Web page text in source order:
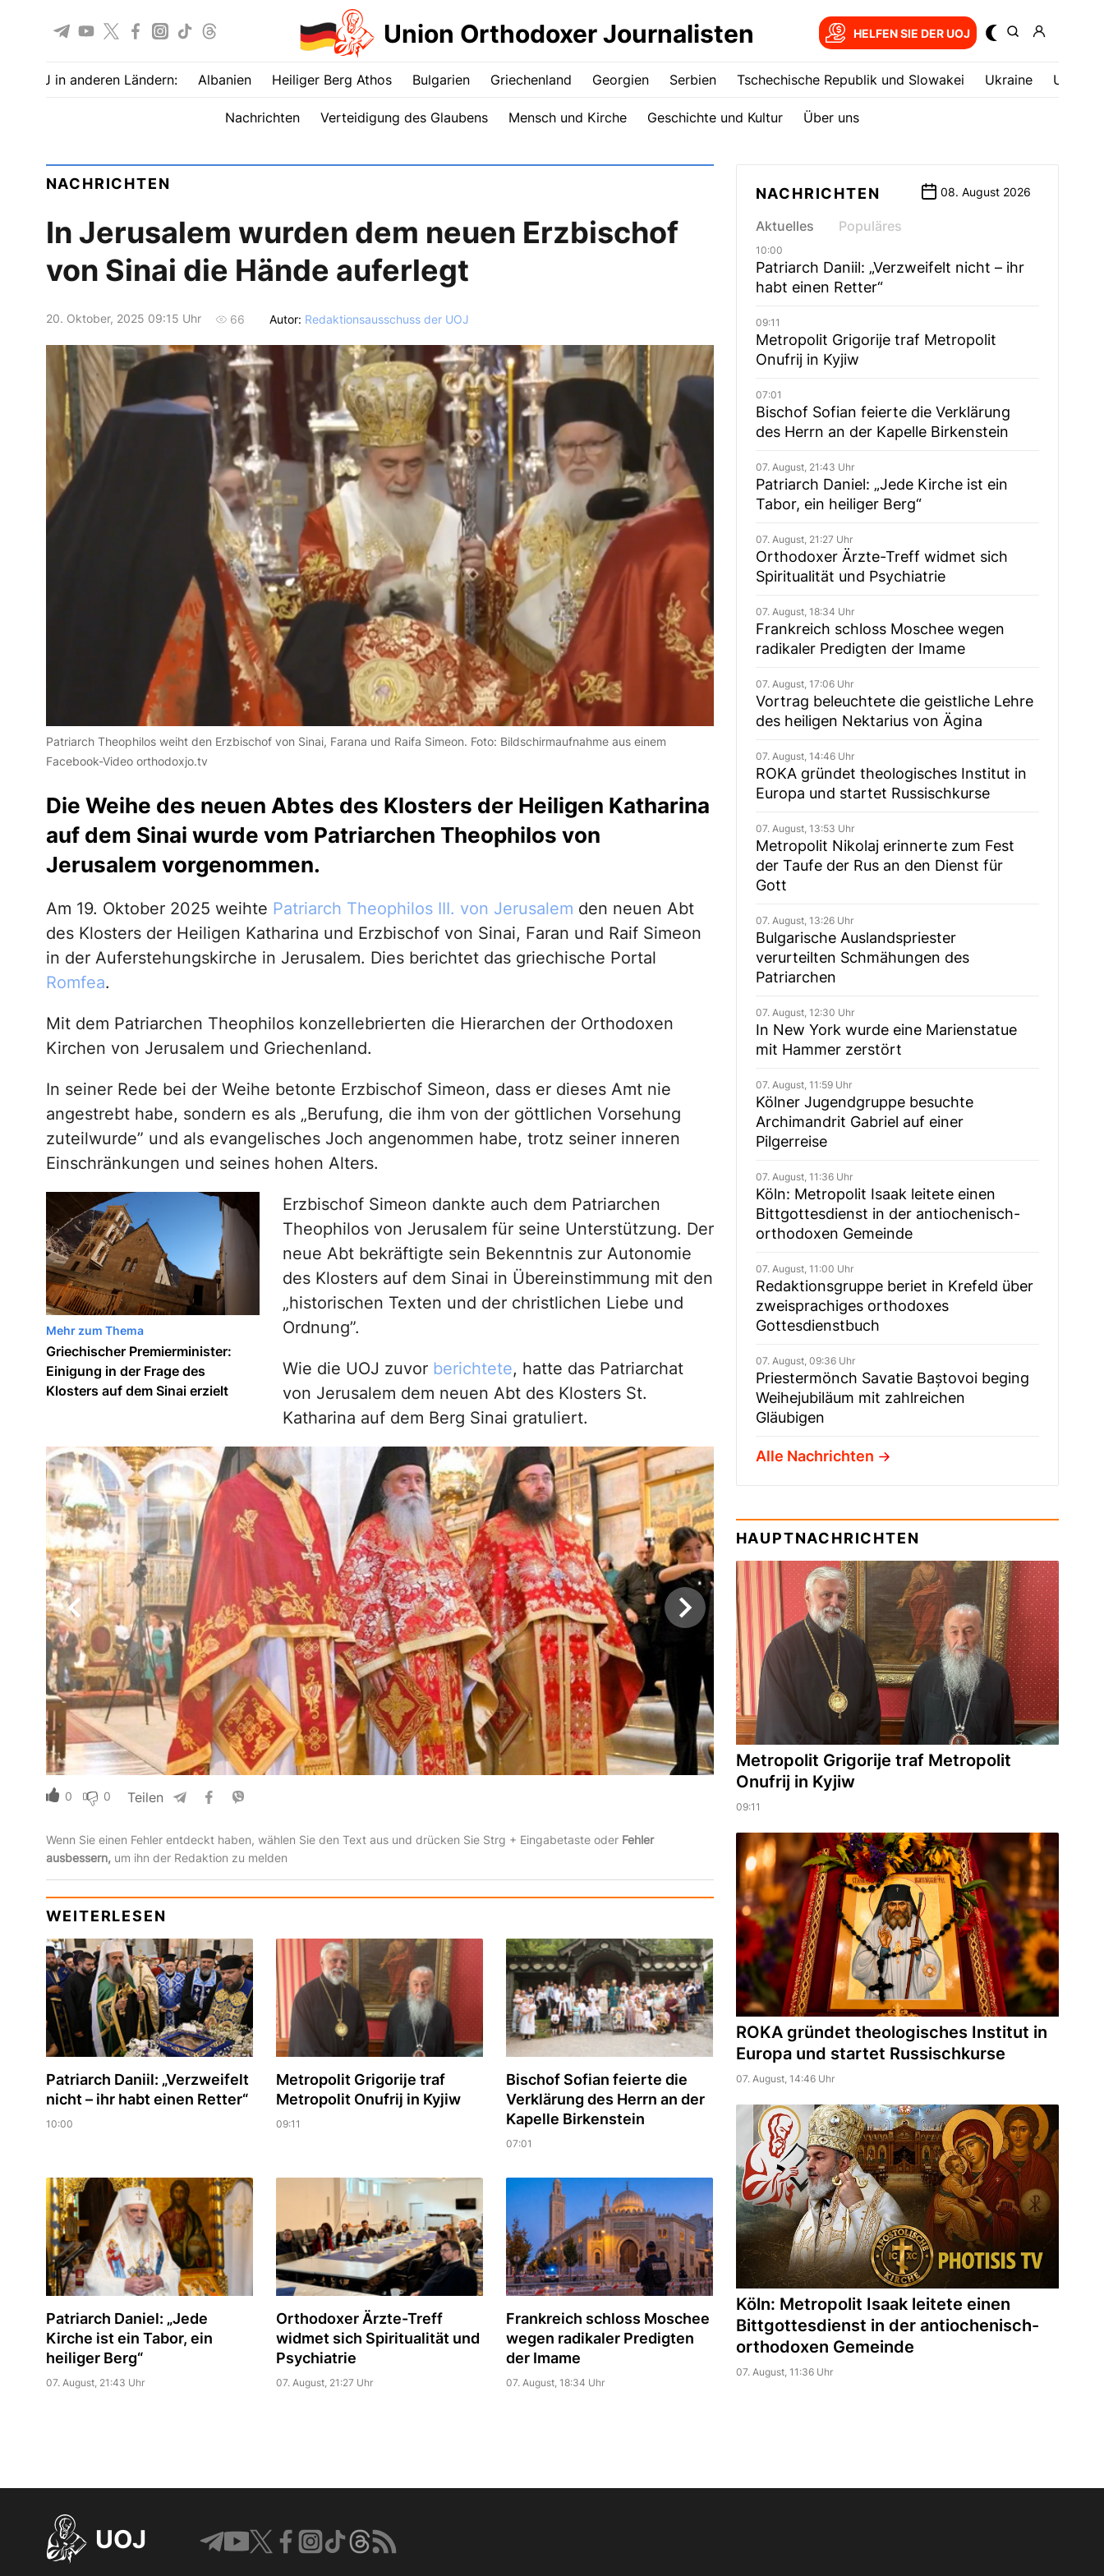
Union Orthodoxer Journalisten HELFEN SIE DER UOJ
UOJ in anderen Ländern: Albanien Heiliger Berg Athos Bulgarien Griechenland Georgien Serbien Tschechische Republik und Slowakei Ukrainе USA
Nachrichten Verteidigung des Glaubens Mensch und Kirche Geschichte und Kultur Über uns
NACHRICHTEN
In Jerusalem wurden dem neuen Erzbischof
von Sinai die Hände auferlegt
20. Oktober, 2025 09:15 Uhr 66 Autor: Redaktionsausschuss der UOJ
Patriarch Theophilos weiht den Erzbischof von Sinai, Farana und Raifa Simeon. Foto: Bildschirmaufnahme aus einem
Facebook-Video orthodoxjo.tv
Die Weihe des neuen Abtes des Klosters der Heiligen Katharina
auf dem Sinai wurde vom Patriarchen Theophilos von
Jerusalem vorgenommen.
Am 19. Oktober 2025 weihte Patriarch Theophilos III. von Jerusalem den neuen Abt
des Klosters der Heiligen Katharina und Erzbischof von Sinai, Faran und Raif Simeon
in der Auferstehungskirche in Jerusalem. Dies berichtet das griechische Portal
Romfea.
Mit dem Patriarchen Theophilos konzellebrierten die Hierarchen der Orthodoxen
Kirchen von Jerusalem und Griechenland.
In seiner Rede bei der Weihe betonte Erzbischof Simeon, dass er dieses Amt nie
angestrebt habe, sondern es als „Berufung, die ihm von der göttlichen Vorsehung
zuteilwurde” und als evangelisches Joch angenommen habe, trotz seiner inneren
Einschränkungen und seines hohen Alters.
Mehr zum Thema
Griechischer Premierminister:
Einigung in der Frage des
Klosters auf dem Sinai erzielt
Erzbischof Simeon dankte auch dem Patriarchen
Theophilos von Jerusalem für seine Unterstützung. Der
neue Abt bekräftigte sein Bekenntnis zur Autonomie
des Klosters auf dem Sinai in Übereinstimmung mit den
„historischen Texten und der christlichen Liebe und
Ordnung”.
Wie die UOJ zuvor berichtete, hatte das Patriarchat
von Jerusalem dem neuen Abt des Klosters St.
Katharina auf dem Berg Sinai gratuliert.
0 0 Teilen
Wenn Sie einen Fehler entdeckt haben, wählen Sie den Text aus und drücken Sie Strg + Eingabetaste oder Fehler
ausbessern,um ihn der Redaktion zu melden
WEITERLESEN
Patriarch Daniil: „Verzweifelt
nicht – ihr habt einen Retter“
10:00
Metropolit Grigorije traf
Metropolit Onufrij in Kyjiw
09:11
Bischof Sofian feierte die
Verklärung des Herrn an der
Kapelle Birkenstein
07:01
Patriarch Daniel: „Jede
Kirche ist ein Tabor, ein
heiliger Berg“
07. August, 21:43 Uhr
Orthodoxer Ärzte-Treff
widmet sich Spiritualität und
Psychiatrie
07. August, 21:27 Uhr
Frankreich schloss Moschee
wegen radikaler Predigten
der Imame
07. August, 18:34 Uhr
NACHRICHTEN 08. August 2026
Aktuelles Populäres
10:00
Patriarch Daniil: „Verzweifelt nicht – ihr
habt einen Retter“
09:11
Metropolit Grigorije traf Metropolit
Onufrij in Kyjiw
07:01
Bischof Sofian feierte die Verklärung
des Herrn an der Kapelle Birkenstein
07. August, 21:43 Uhr
Patriarch Daniel: „Jede Kirche ist ein
Tabor, ein heiliger Berg“
07. August, 21:27 Uhr
Orthodoxer Ärzte-Treff widmet sich
Spiritualität und Psychiatrie
07. August, 18:34 Uhr
Frankreich schloss Moschee wegen
radikaler Predigten der Imame
07. August, 17:06 Uhr
Vortrag beleuchtete die geistliche Lehre
des heiligen Nektarius von Ägina
07. August, 14:46 Uhr
ROKA gründet theologisches Institut in
Europa und startet Russischkurse
07. August, 13:53 Uhr
Metropolit Nikolaj erinnerte zum Fest
der Taufe der Rus an den Dienst für
Gott
07. August, 13:26 Uhr
Bulgarische Auslandspriester
verurteilten Schmähungen des
Patriarchen
07. August, 12:30 Uhr
In New York wurde eine Marienstatue
mit Hammer zerstört
07. August, 11:59 Uhr
Kölner Jugendgruppe besuchte
Archimandrit Gabriel auf einer
Pilgerreise
07. August, 11:36 Uhr
Köln: Metropolit Isaak leitete einen
Bittgottesdienst in der antiochenisch-
orthodoxen Gemeinde
07. August, 11:00 Uhr
Redaktionsgruppe beriet in Krefeld über
zweisprachiges orthodoxes
Gottesdienstbuch
07. August, 09:36 Uhr
Priestermönch Savatie Baștovoi beging
Weihejubiläum mit zahlreichen
Gläubigen
Alle Nachrichten
HAUPTNACHRICHTEN
Metropolit Grigorije traf Metropolit
Onufrij in Kyjiw
09:11
ROKA gründet theologisches Institut in
Europa und startet Russischkurse
07. August, 14:46 Uhr
Köln: Metropolit Isaak leitete einen
Bittgottesdienst in der antiochenisch-
orthodoxen Gemeinde
07. August, 11:36 Uhr
UOJ